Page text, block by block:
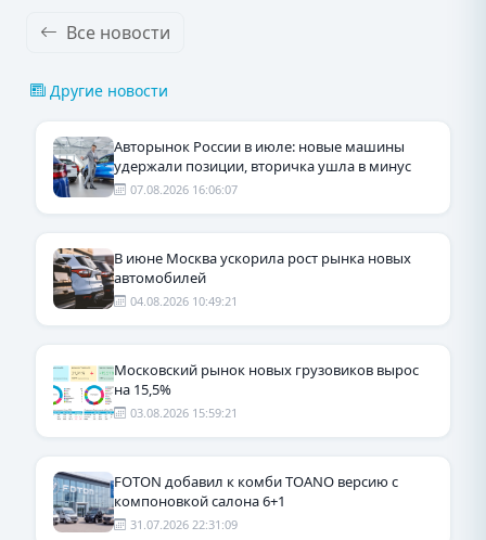
Все новости
Другие новости
Авторынок России в июле: новые машины
удержали позиции, вторичка ушла в минус
07.08.2026 16:06:07
В июне Москва ускорила рост рынка новых
автомобилей
04.08.2026 10:49:21
Московский рынок новых грузовиков вырос
на 15,5%
03.08.2026 15:59:21
FOTON добавил к комби TOANO версию с
компоновкой салона 6+1
31.07.2026 22:31:09